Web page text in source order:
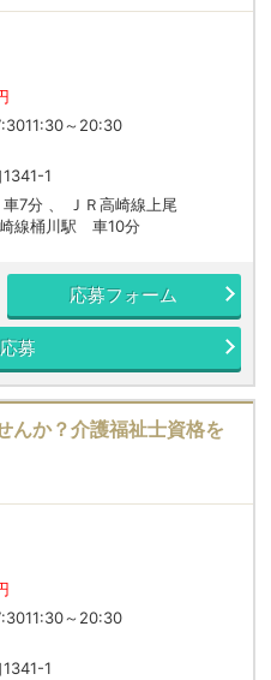
～20:30
1
7分 、 ＪＲ高崎線上尾
線桶川駅 車10分
応募フォーム
募
んか？介護福祉士資格を
～20:30
1